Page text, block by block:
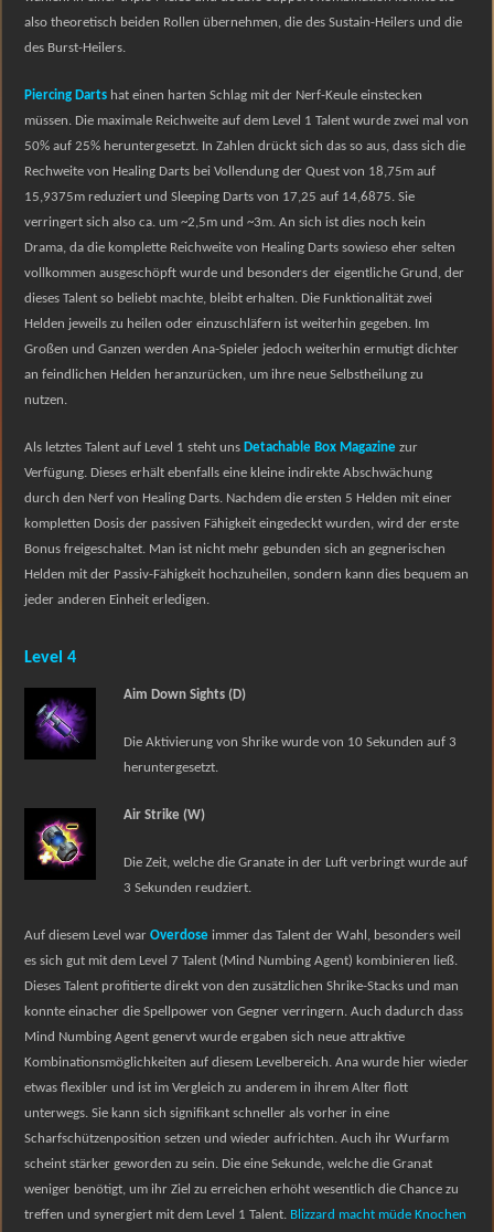
also theoretisch beiden Rollen übernehmen, die des Sustain-Heilers und die
des Burst-Heilers.
Piercing Darts hat einen harten Schlag mit der Nerf-Keule einstecken
müssen. Die maximale Reichweite auf dem Level 1 Talent wurde zwei mal von
50% auf 25% heruntergesetzt. In Zahlen drückt sich das so aus, dass sich die
Rechweite von Healing Darts bei Vollendung der Quest von 18,75m auf
15,9375m reduziert und Sleeping Darts von 17,25 auf 14,6875.Sie
verringert sich also ca.um ~2,5m und ~3m.An sich ist dies noch kein
Drama, da die komplette Reichweite von Healing Darts sowieso eher selten
vollkommen ausgeschöpft wurde und besonders der eigentliche Grund, der
dieses Talent so beliebt machte, bleibt erhalten. Die Funktionalität zwei
Helden jeweils zu heilen oder einzuschläfern ist weiterhin gegeben. Im
Großen und Ganzen werden Ana-Spieler jedoch weiterhin ermutigt dichter
an feindlichen Helden heranzurücken, um ihre neue Selbstheilung zu
nutzen.
Als letztes Talent auf Level 1 steht uns Detachable Box Magazine zur
Verfügung. Dieses erhält ebenfalls eine kleine indirekte Abschwächung
durch den Nerf von Healing Darts. Nachdem die ersten 5 Helden mit einer
kompletten Dosis der passiven Fähigkeit eingedeckt wurden, wird der erste
Bonus freigeschaltet. Man ist nicht mehr gebunden sich an gegnerischen
Helden mit der Passiv-Fähigkeit hochzuheilen, sondern kann dies bequem an
jeder anderen Einheit erledigen.
Level 4
Aim Down Sights (D)
Die Aktivierung von Shrike wurde von 10 Sekunden auf 3
heruntergesetzt.
Air Strike (W)
Die Zeit, welche die Granate in der Luft verbringt wurde auf
3 Sekunden reudziert.
Auf diesem Level warOverdose immer das Talent der Wahl, besonders weil
es sich gut mit dem Level 7 Talent (Mind Numbing Agent) kombinieren ließ.
Dieses Talent profitierte direkt von den zusätzlichen Shrike-Stacks und man
konnte einacher die Spellpower von Gegner verringern. Auch dadurch dass
Mind Numbing Agent genervt wurde ergaben sich neue attraktive
Kombinationsmöglichkeiten auf diesem Levelbereich. Ana wurde hier wieder
etwas flexibler und ist im Vergleich zu anderem in ihrem Alter flott
unterwegs. Sie kann sich signifikant schneller als vorher in eine
Scharfschützenposition setzen und wieder aufrichten. Auch ihr Wurfarm
scheint stärker geworden zu sein. Die eine Sekunde, welche die Granat
weniger benötigt, um ihr Ziel zu erreichen erhöht wesentlich die Chance zu
treffen und synergiert mit dem Level 1 Talent. Blizzard macht müde Knochen